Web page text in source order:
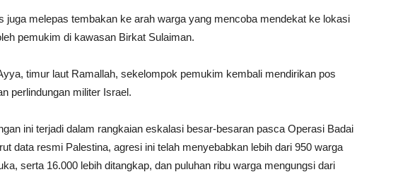
juga melepas tembakan ke arah warga yang mencoba mendekat ke lokasi
pemukim di kawasan Birkat Sulaiman.
timur laut Ramallah, sekelompok pemukim kembali mendirikan pos
perlindungan militer Israel.
ini terjadi dalam rangkaian eskalasi besar-besaran pasca Operasi Badai
data resmi Palestina, agresi ini telah menyebabkan lebih dari 950 warga
serta 16.000 lebih ditangkap, dan puluhan ribu warga mengungsi dari